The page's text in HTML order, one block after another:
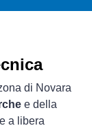
di Novara
e della
a libera